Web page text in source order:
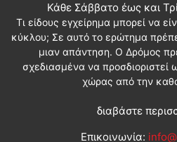
Κάθε Σάββατο έως και
Τι είδους εγχείρημα μπορεί να
κύκλου; Σε αυτό το ερώτημα
μιαν απάντηση. Ο Δρόμος
σχεδιασμένα να προσδιοριστεί
χώρας από την
διαβάστε
Επικοινωνία: